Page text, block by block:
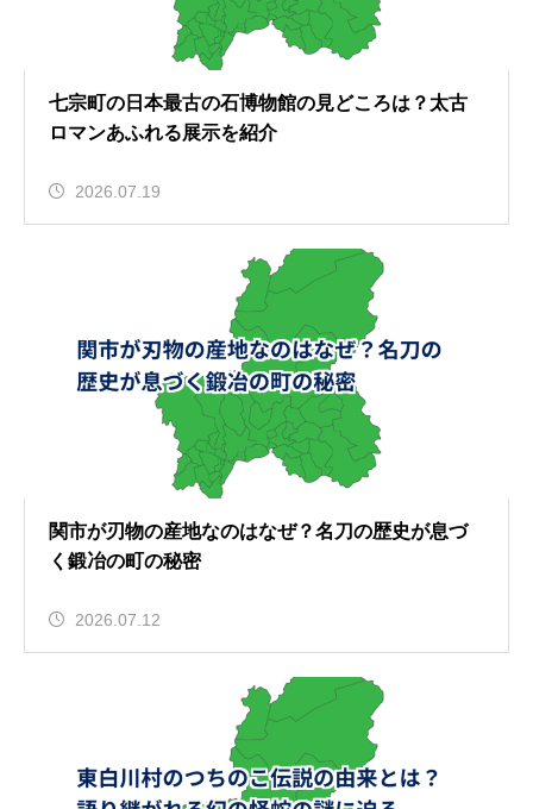
七宗町の日本最古の石博物館の見どころは？太古
ロマンあふれる展示を紹介
2026.07.19
関市が刃物の産地なのはなぜ？名刀の歴史が息づ
く鍛冶の町の秘密
2026.07.12